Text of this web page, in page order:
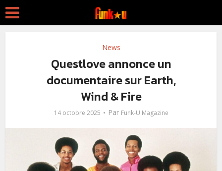
News
Questlove annonce un
documentaire sur Earth,
Wind & Fire
14 octobre 2025 Par Funk-U Magazine